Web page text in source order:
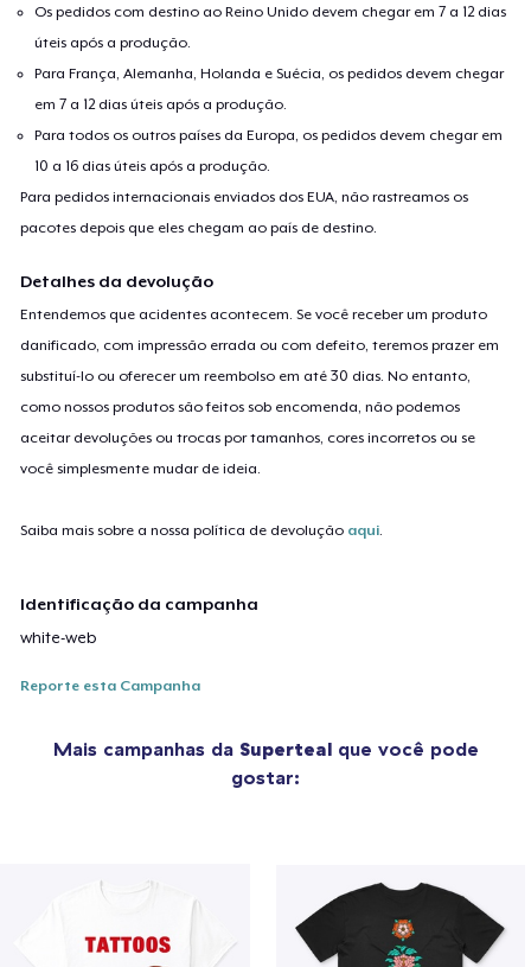
Os pedidos com destino ao Reino Unido devem chegar em 7 a 12 dias
úteis após a produção.
Para França, Alemanha, Holanda e Suécia, os pedidos devem chegar
em 7 a 12 dias úteis após a produção.
Para todos os outros países da Europa, os pedidos devem chegar em
10 a 16 dias úteis após a produção.
Para pedidos internacionais enviados dos EUA, não rastreamos os
pacotes depois que eles chegam ao país de destino.
Detalhes da devolução
Entendemos que acidentes acontecem. Se você receber um produto
danificado, com impressão errada ou com defeito, teremos prazer em
substituí-lo ou oferecer um reembolso em até 30 dias. No entanto,
como nossos produtos são feitos sob encomenda, não podemos
aceitar devoluções ou trocas por tamanhos, cores incorretos ou se
você simplesmente mudar de ideia.
Saiba mais sobre a nossa política de devolução aqui
Identificação da campanha
white-web
Reporte esta Campanha
Mais campanhas da Supertealque você pode
gostar: